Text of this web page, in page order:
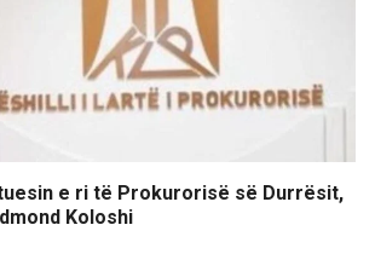
e ri të Prokurorisë së Durrësit,
Koloshi